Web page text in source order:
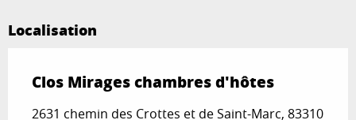
Localisation
Clos Mirages chambres d'hôtes
2631 chemin des Crottes et de Saint-Marc, 83310